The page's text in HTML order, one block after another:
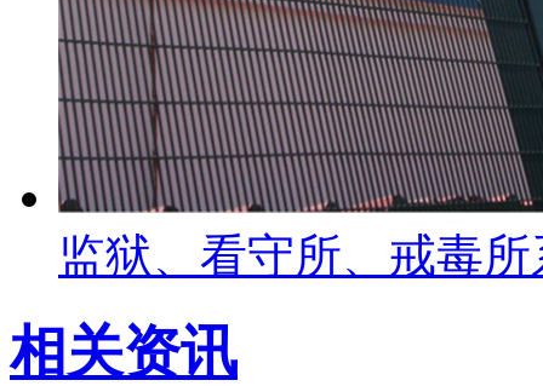
监狱、看守所、戒毒
相关资讯